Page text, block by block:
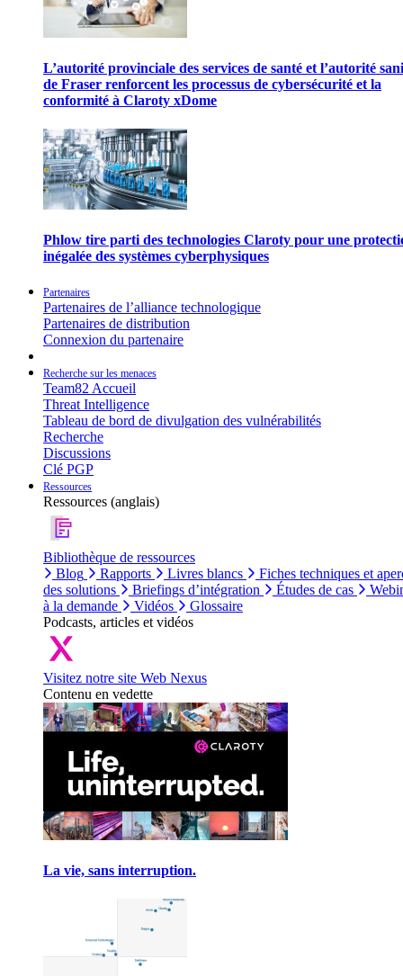
L’autorité provinciale des services de santé et l’autorité
de Fraser renforcent les processus de cybersécurité et la
conformité à Claroty xDome
Phlow tire parti des technologies Claroty pour une
inégalée des systèmes cyberphysiques
Partenaires
Partenaires de l’alliance technologique
Partenaires de distribution
Connexion du partenaire
Recherche sur les menaces
Team82 Accueil
Threat Intelligence
Tableau de bord de divulgation des vulnérabilités
Recherche
Discussions
Clé PGP
Ressources
Ressources (anglais)
Bibliothèque de ressources
Blog
Rapports Livres blancs
Fiches techniques et
des solutions
Briefings d’intégration Études de cas
à la demande
Vidéos
Glossaire
Podcasts, articles et vidéos
Visitez notre site Web Nexus
Contenu en vedette
La vie, sans interruption.